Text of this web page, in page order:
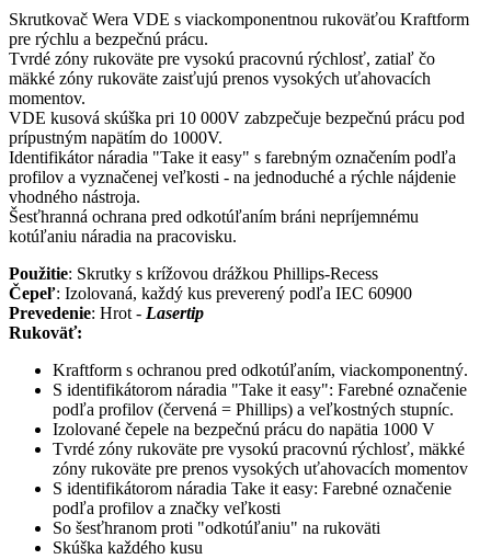
Skrutkovač Wera VDE s viackomponentnou rukoväťou Kraftform
pre rýchlu a bezpečnú prácu.
Tvrdé zóny rukoväte pre vysokú pracovnú rýchlosť, zatiaľ čo
mäkké zóny rukoväte zaisťujú prenos vysokých uťahovacích
momentov.
VDE kusová skúška pri 10 000V zabzpečuje bezpečnú prácu pod
prípustným napätím do 1000V.
Identifikátor náradia "Take it easy" s farebným označením podľa
profilov a vyznačenej veľkosti - na jednoduché a rýchle nájdenie
vhodného nástroja.
Šesťhranná ochrana pred odkotúľaním bráni nepríjemnému
kotúľaniu náradia na pracovisku.
Použitie: Skrutky s krížovou drážkou Phillips-Recess
Čepeľ: Izolovaná, každý kus preverený podľa IEC 60900
Prevedenie: Hrot - Lasertip
Rukoväť:
Kraftform s ochranou pred odkotúľaním, viackomponentný.
S identifikátorom náradia "Take it easy": Farebné označenie
podľa profilov (červená = Phillips) a veľkostných stupníc.
Izolované čepele na bezpečnú prácu do napätia 1000 V
Tvrdé zóny rukoväte pre vysokú pracovnú rýchlosť, mäkké
zóny rukoväte pre prenos vysokých uťahovacích momentov
S identifikátorom náradia Take it easy: Farebné označenie
podľa profilov a značky veľkosti
So šesťhranom proti "odkotúľaniu" na rukoväti
Skúška každého kusu